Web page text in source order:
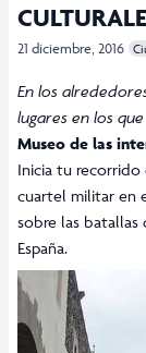
21 diciembre, 2016
En los
lugares en los
Museo de las
Inicia tu
cuartel militar en
sobre las
España.